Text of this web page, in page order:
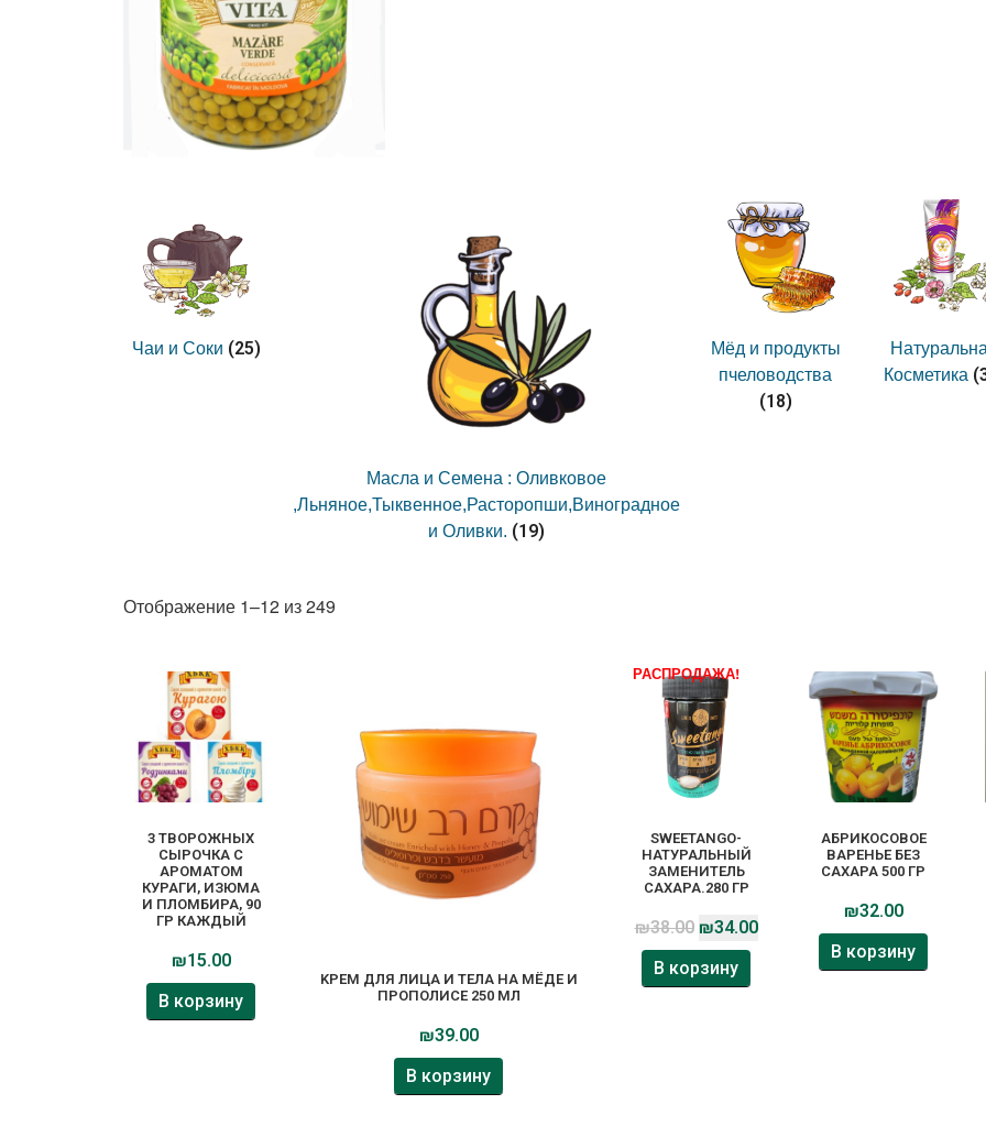
Чаи и Соки (25)
Масла и Семена : Оливковое
,Льняное,Тыквенное,Расторопши,Виноградное
и Оливки. (19)
Мёд и продукты
пчеловодства
(18)
Косметика
Отображение 1–12 из 249
3 ТВОРОЖНЫХ
СЫРОЧКА С
АРОМАТОМ
КУРАГИ, ИЗЮМА
И ПЛОМБИРА, 90
ГР КАЖДЫЙ
₪15.00
В корзину
KРЕМ ДЛЯ ЛИЦА И ТЕЛА НА МЁДЕ И
ПРОПОЛИСЕ 250 МЛ
₪39.00
В корзину
РАСПРОДАЖА!
SWEETANGO-
НАТУРАЛЬНЫЙ
ЗАМЕНИТЕЛЬ
САХАРА.280 ГР
₪38.00 ₪34.00
В корзину
АБРИКОСОВОЕ
ВАРЕНЬЕ БЕЗ
САХАРА 500 ГР
₪32.00
В корзину